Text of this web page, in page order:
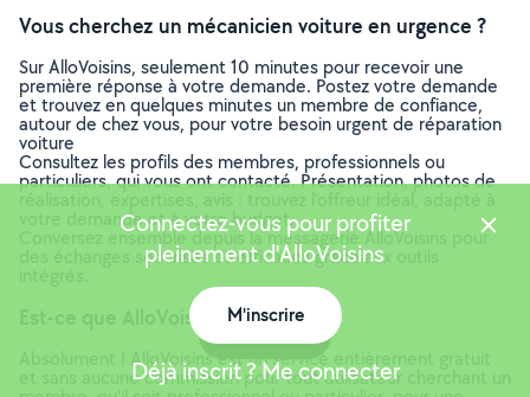
Vous cherchez un mécanicien voiture en urgence ?
Sur AlloVoisins, seulement 10 minutes pour recevoir une
première réponse à votre demande. Postez votre demande
et trouvez en quelques minutes un membre de confiance,
autour de chez vous, pour votre besoin urgent de réparation
voiture
Consultez les profils des membres, professionnels ou
particuliers, qui vous ont contacté. Présentation, photos de
votre demande et à votre budget.
Conversez ensemble depuis la messagerie AlloVoisins pour
des échanges sécurisés et efficaces grâce aux outils
Est-ce que AlloVoisins est gratuit ?
Absolument ! AlloVoisins est un service entièrement gratuit
et sans aucune commission pour tout utilisateur cherchant un
Connectez-vous pour profiter
pleinement d'AlloVoisins
M'inscrire
Déjà inscrit ? Me connecter